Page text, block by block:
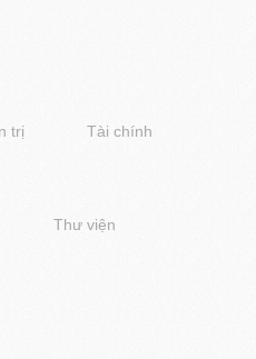
trị Tài chính
Thư viện